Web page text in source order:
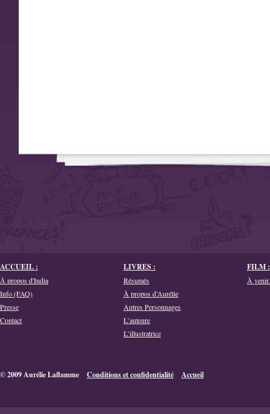
ACCUEIL :
À propos d'India
Info (FAQ)
Presse
Contact
LIVRES :
Résumés
À propos d’Aurélie
Autres Personnages
L’auteure
L’illustratrice
FILM :
À
© 2009 Aurélie Laflamme Conditions et confidentialité Accueil